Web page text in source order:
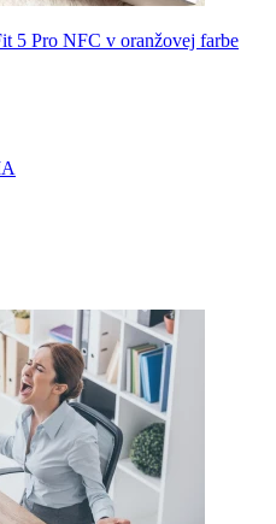
5 Pro NFC v oranžovej farbe